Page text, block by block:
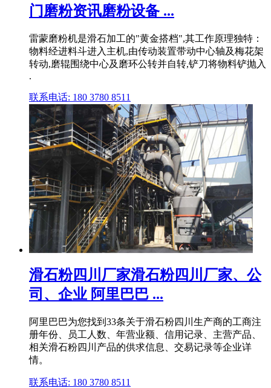
门磨粉资讯磨粉设备 ...
雷蒙磨粉机是滑石加工的"黄金搭档",其工作原理独特：
物料经进料斗进入主机,由传动装置带动中心轴及梅花架
转动,磨辊围绕中心及磨环公转并自转,铲刀将物料铲抛入
.
联系电话: 180 3780 8511
滑石粉四川厂家滑石粉四川厂家、公
司、企业 阿里巴巴 ...
阿里巴巴为您找到33条关于滑石粉四川生产商的工商注
册年份、员工人数、年营业额、信用记录、主营产品、
相关滑石粉四川产品的供求信息、交易记录等企业详
情。
联系电话: 180 3780 8511